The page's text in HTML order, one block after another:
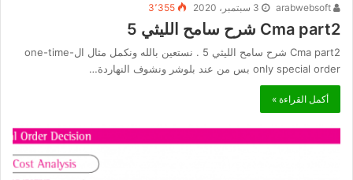
3 سبتمبر، 2020 3٬355
Cma part2 شرح سامح الليثي 5
Cma part2 شرح سامح الليثي 5 . نستعين بالله ونكمل مثال الone-time-
only special order بس من عند بلوشر ونشوف النهاردة…
أكمل القراءة »